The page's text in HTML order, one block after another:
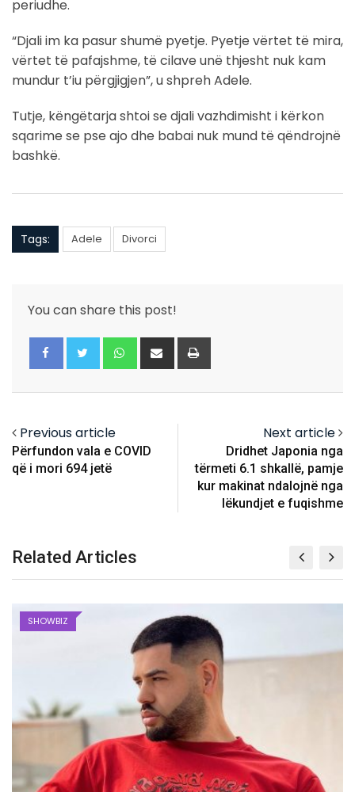
periudhe.
“Djali im ka pasur shumë pyetje. Pyetje vërtet të mira,
vërtet të pafajshme, të cilave unë thjesht nuk kam
mundur t’iu përgjigjen”, u shpreh Adele.
Tutje, këngëtarja shtoi se djali vazhdimisht i kërkon
sqarime se pse ajo dhe babai nuk mund të qëndrojnë
bashkë.
Tags: Adele Divorci
You can share this post!
Whatsapp
Share
via
Previous article
Përfundon vala e COVID
që i mori 694 jetë
Next article
Dridhet Japonia nga
tërmeti 6.1 shkallë, pamje
kur makinat ndalojnë nga
lëkundjet e fuqishme
Related Articles
SHOWBIZ